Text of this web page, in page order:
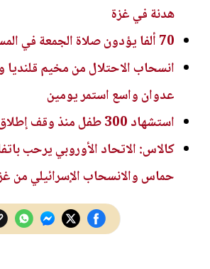
هدنة في غزة
70 ألفا يؤدون صلاة الجمعة في المسجد الأقصى
انسحاب الاحتلال من مخيم
عدوان واسع استمر يومين
استشهاد 300 طفل منذ وقف إطلاق النار في غزة
كالاس: الاتحاد الأوروبي يرحب
حماس والانسحاب الإسرائيلي من